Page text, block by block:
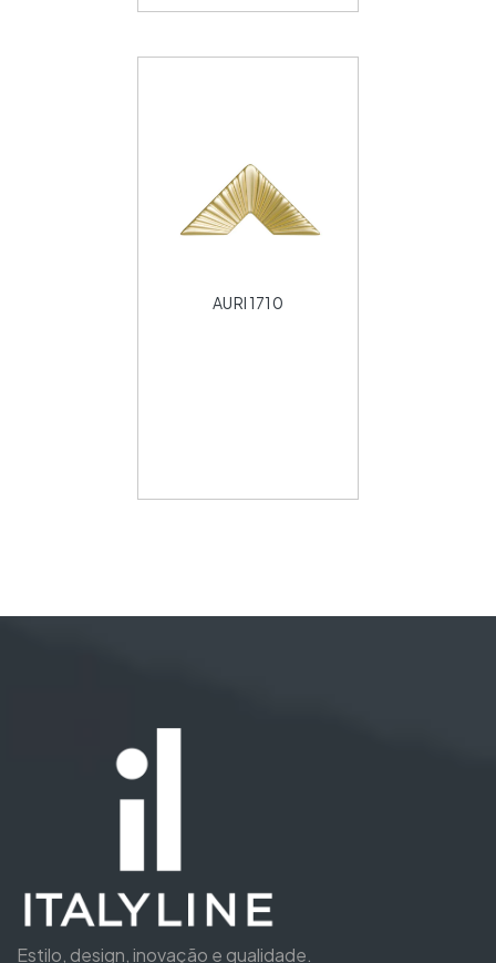
AURI 1710
Estilo, design, inovação e qualidade.